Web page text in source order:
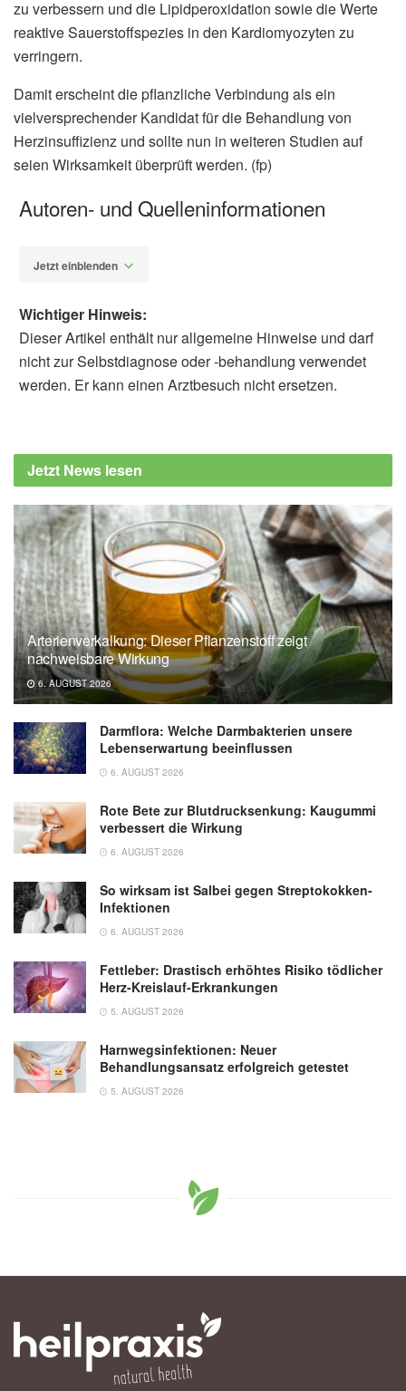
zu verbessern und die Lipidperoxidation sowie die Werte
reaktive Sauerstoffspezies in den Kardiomyozyten zu
verringern.
Damit erscheint die pflanzliche Verbindung als ein
vielversprechender Kandidat für die Behandlung von
Herzinsuffizienz und sollte nun in weiteren Studien auf
seien Wirksamkeit überprüft werden. (fp)
Autoren- und Quelleninformationen
Jetzt einblenden
Pu, Vasily Sukhorukov, Alexander N.
Orekhov, Shuzhen Guo: Chlorogenic acid
cardiomyocyte ferroptosis; in: Journal of
Traditional Chinese Medical Sciences
(veröffentlicht 22.03.2024),sciencedirect.com
MSD Manuals: Herzinsuffizienz (HF) (Stand
26.03.2024),msdmanuals.com
Wichtiger Hinweis:
Dieser Artikel enthält nur allgemeine Hinweise und darf
nicht zur Selbstdiagnose oder -behandlung verwendet
werden. Er kann einen Arztbesuch nicht ersetzen.
Jetzt News lesen
Arterienverkalkung: Dieser Pflanzenstoff zeigt
nachweisbare Wirkung
6. AUGUST 2026
Darmflora: Welche Darmbakterien unsere
Lebenserwartung beeinflussen
6. AUGUST 2026
Rote Bete zur Blutdrucksenkung: Kaugummi
verbessert die Wirkung
6. AUGUST 2026
So wirksam ist Salbei gegen Streptokokken-
Infektionen
6. AUGUST 2026
Fettleber: Drastisch erhöhtes Risiko tödlicher
Herz-Kreislauf-Erkrankungen
5. AUGUST 2026
Harnwegsinfektionen: Neuer
Behandlungsansatz erfolgreich getestet
5. AUGUST 2026